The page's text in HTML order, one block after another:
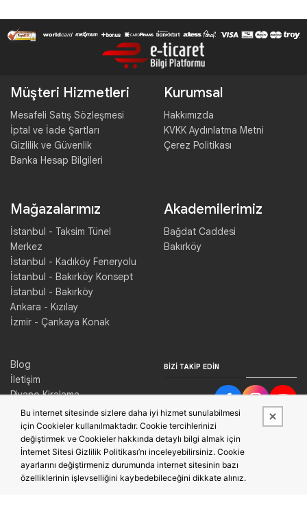
Müşteri Hizmetleri
Mesafeli Satış Sözleşmesi
İptal ve İade Şartları
Gizlilik ve Güvenlik
Banka Hesap Bilgileri
Kurumsal
Hakkımızda
KVKK Aydınlatma Metni
Çerez Politikası
Mağazalarımız
İstanbul - Taksim Tünel
Merkez
İstanbul - Kadıköy Feneryolu
İstanbul - Bakırköy Konsept
İstanbul - Bakırköy
Ankara - Kızılay
İzmir - Çankaya Konak
Akademilerimiz
Bağdat Caddesi
Bakırköy
Blog
İletişim
Piyano Kiralama
Konser Salonu Kiralama
BIZI TAKIP EDIN
Bu internet sitesinde sizlere daha iyi hizmet sunulabilmesi
için Cookieler kullanılmaktadır. Cookie tercihlerinizi
değiştirmek ve Cookieler hakkında detaylı bilgi almak için
İnternet Sitesi Gizlilik Politikası’nı inceleyebilirsiniz. Cookie
ayarlarını değiştirmeniz durumunda internet sitesinin bazı
özelliklerinin işlevselliğini kaybedebileceğini dikkate alınız.